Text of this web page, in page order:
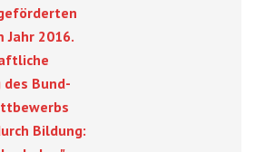
Jahr 2016.
Bund-
Bildung: